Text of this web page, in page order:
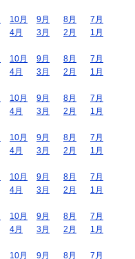
10月 9月 8月
7月
4月 3月 2月
1月
10月 9月 8月
7月
4月 3月 2月
1月
10月 9月 8月
7月
4月 3月 2月
1月
10月 9月 8月
7月
4月 3月 2月
1月
10月 9月 8月
7月
4月 3月 2月
1月
10月 9月 8月
7月
4月 3月 2月
1月
10月 9月 8月 7月